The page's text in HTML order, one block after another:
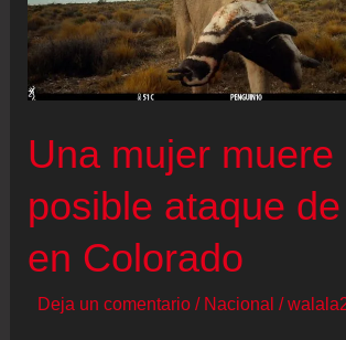
Una mujer muere
posible ataque
en Colorado
Deja un comentario / Nacional /